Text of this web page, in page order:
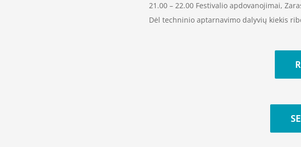
21.00 – 22.00 Festivalio apdovanojimai,
Dėl techninio aptarnavimo dalyvių kiekis